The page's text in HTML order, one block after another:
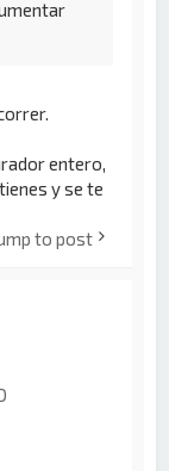
entero,
y se te
to post